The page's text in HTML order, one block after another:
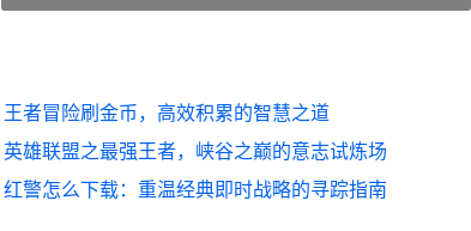
王者冒险刷金币，高效积累的智慧之道
英雄联盟之最强王者，峡谷之巅的意志试炼场
红警怎么下载：重温经典即时战略的寻踪指南